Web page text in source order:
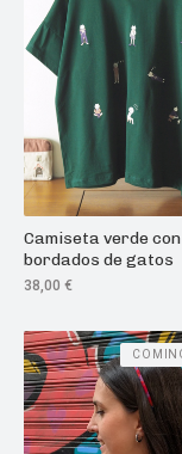
Camiseta verde con
bordados de gatos
38,00 €